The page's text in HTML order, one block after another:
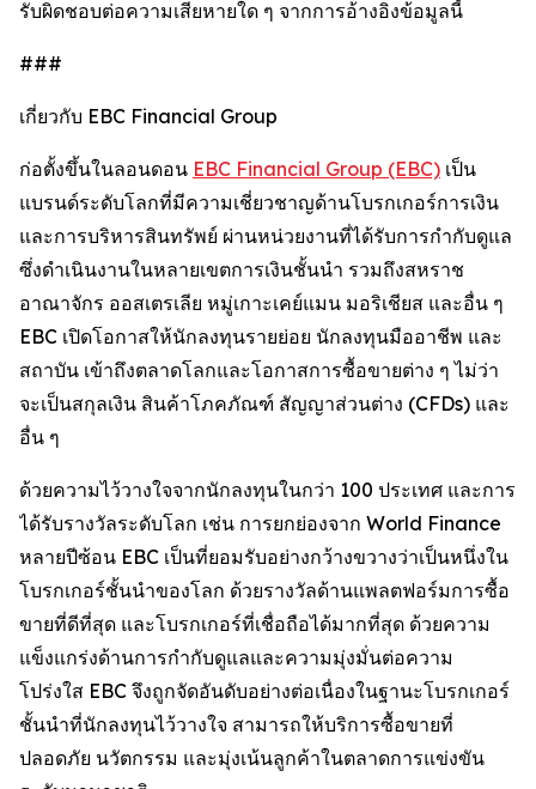
รับผิดชอบต่อความเสียหายใด ๆ จากการอ้างอิงข้อมูลนี้
###
เกี่ยวกับ EBC Financial Group
ก่อตั้งขึ้นในลอนดอน EBC Financial Group (EBC) เป็น
แบรนด์ระดับโลกที่มีความเชี่ยวชาญด้านโบรกเกอร์การเงิน
และการบริหารสินทรัพย์ ผ่านหน่วยงานที่ได้รับการกำกับดูแล
ซึ่งดำเนินงานในหลายเขตการเงินชั้นนำ รวมถึงสหราช
อาณาจักร ออสเตรเลีย หมู่เกาะเคย์แมน มอริเชียส และอื่น ๆ
EBC เปิดโอกาสให้นักลงทุนรายย่อย นักลงทุนมืออาชีพ และ
สถาบัน เข้าถึงตลาดโลกและโอกาสการซื้อขายต่าง ๆ ไม่ว่า
จะเป็นสกุลเงิน สินค้าโภคภัณฑ์ สัญญาส่วนต่าง (CFDs) และ
อื่น ๆ
ด้วยความไว้วางใจจากนักลงทุนในกว่า 100 ประเทศ และการ
ได้รับรางวัลระดับโลก เช่น การยกย่องจาก World Finance
หลายปีซ้อน EBC เป็นที่ยอมรับอย่างกว้างขวางว่าเป็นหนึ่งใน
โบรกเกอร์ชั้นนำของโลก ด้วยรางวัลด้านแพลตฟอร์มการซื้อ
ขายที่ดีที่สุด และโบรกเกอร์ที่เชื่อถือได้มากที่สุด ด้วยความ
แข็งแกร่งด้านการกำกับดูแลและความมุ่งมั่นต่อความ
โปร่งใส EBC จึงถูกจัดอันดับอย่างต่อเนื่องในฐานะโบรกเกอร์
ชั้นนำที่นักลงทุนไว้วางใจ สามารถให้บริการซื้อขายที่
ปลอดภัย นวัตกรรม และมุ่งเน้นลูกค้าในตลาดการแข่งขัน